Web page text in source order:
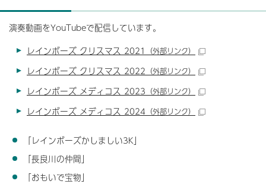
演奏動画をYouTubeで配信しています。
レインボーズ クリスマス 2021
（外部リンク）
レインボーズ クリスマス 2022 （外部リンク）
レインボーズ メディコス 2023 （外部リンク）
レインボーズ メディコス 2024 （外部リンク）
「レインボーズかしましい3K」
「長良川の仲間」
「おもいで宝物」